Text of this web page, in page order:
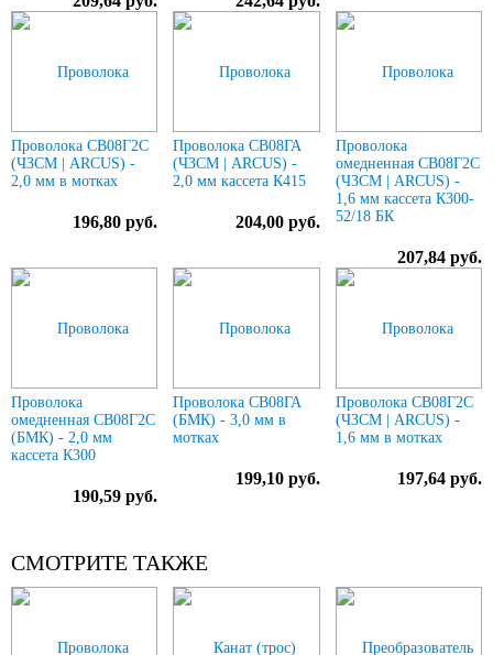
Проволока СВ08Г2С
(ЧЗСМ | ARCUS) -
2,0 мм в мотках
196,80 руб.
Проволока СВ08ГА
(ЧЗСМ | ARCUS) -
2,0 мм кассета К415
204,00 руб.
Проволока
омедненная СВ08Г2С
(ЧЗСМ | ARCUS) -
1,6 мм кассета К300-
52/18 БК
207,84 руб.
Проволока
омедненная СВ08Г2С
(БМК) - 2,0 мм
кассета К300
190,59 руб.
Проволока СВ08ГА
(БМК) - 3,0 мм в
мотках
199,10 руб.
Проволока СВ08Г2С
(ЧЗСМ | ARCUS) -
1,6 мм в мотках
197,64 руб.
СМОТРИТЕ ТАКЖЕ